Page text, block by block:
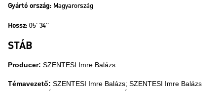
Gyártó ország: Magyarország
Hossz: 05' 34''
STÁB
Producer: SZENTESI Imre Balázs
Témavezető: SZENTESI Imre Balázs; SZENTESI Imre Balázs